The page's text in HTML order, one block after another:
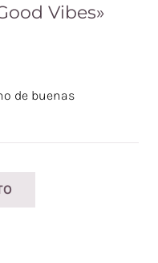
Vibes»
de buenas